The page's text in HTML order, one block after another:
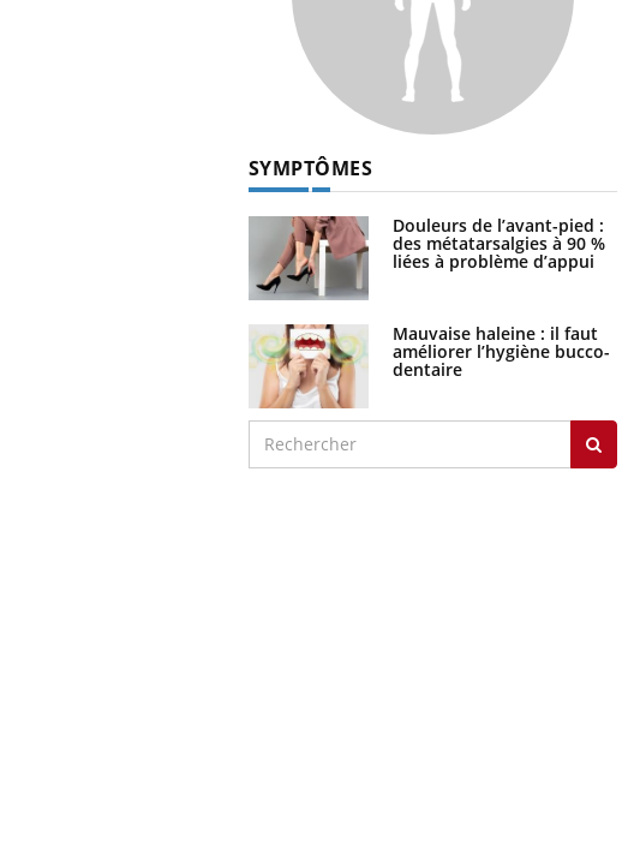
SYMPTÔMES
Douleurs de l’avant-pied :
des métatarsalgies à 90 %
liées à problème d’appui
Mauvaise haleine : il faut
améliorer l’hygiène bucco-
dentaire